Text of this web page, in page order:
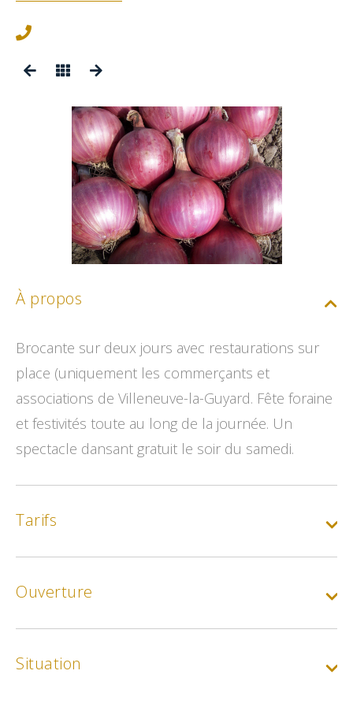
À propos
Brocante sur deux jours avec restaurations sur
place (uniquement les commerçants et
associations de Villeneuve-la-Guyard. Fête foraine
et festivités toute au long de la journée. Un
spectacle dansant gratuit le soir du samedi.
Tarifs
Gratuit :
Le ml pour 2 jours
Ouverture
Situation